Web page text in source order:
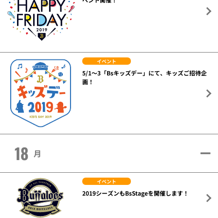
イベント
5/1～3「Bsキッズデー」にて、キッズご招待企
画！
18 月
イベント
2019シーズンもBsStageを開催します！